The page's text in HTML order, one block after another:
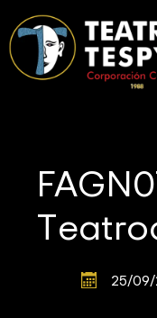
25/09/